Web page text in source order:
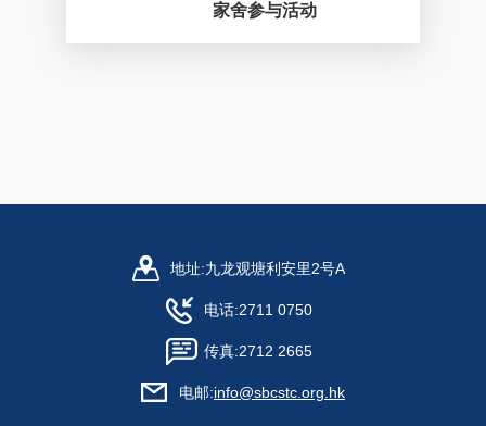
家舍参与活动
地址:九龙观塘利安里2号A
电话:2711 0750
传真:2712 2665
电邮:info@sbcstc.org.hk